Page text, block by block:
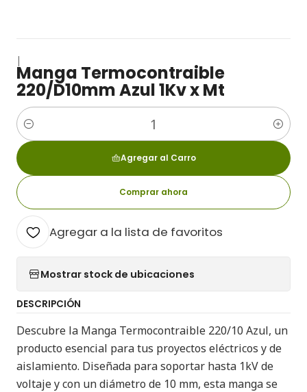
|
Manga Termocontraible
220/D10mm Azul 1Kv x Mt
Cantidad
Agregar al Carro
Comprar ahora
Agregar a la lista de favoritos
Mostrar stock de ubicaciones
DESCRIPCIÓN
Descubre la Manga Termocontraible 220/10 Azul, un
producto esencial para tus proyectos eléctricos y de
aislamiento. Diseñada para soportar hasta 1kV de
voltaje y con un diámetro de 10 mm, esta manga se